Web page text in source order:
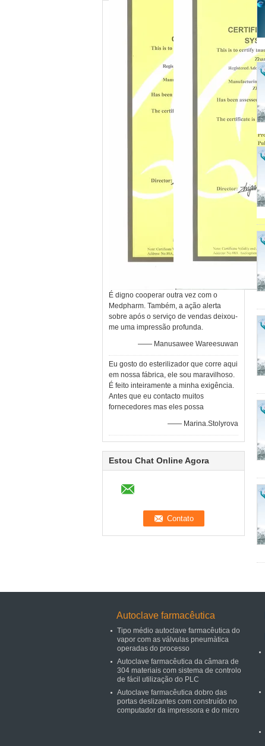
É digno cooperar outra vez com o
Medpharm. Também, a ação alerta
sobre após o serviço de vendas deixou-
me uma impressão profunda.
—— Manusawee Wareesuwan
Eu gosto do esterilizador que corre aqui
em nossa fábrica, ele sou maravilhoso.
É feito inteiramente a minha exigência.
Antes que eu contacto muitos
fornecedores mas eles possa
—— Marina.Stolyrova
Estou Chat Online Agora
Autoclave farmacêutica
Tipo médio autoclave farmacêutica do
vapor com as válvulas pneumàtica
operadas do processo
Autoclave farmacêutica da câmara de
304 materiais com sistema de controlo
de fácil utilização do PLC
Autoclave farmacêutica dobro das
portas deslizantes com construído no
computador da impressora e do micro